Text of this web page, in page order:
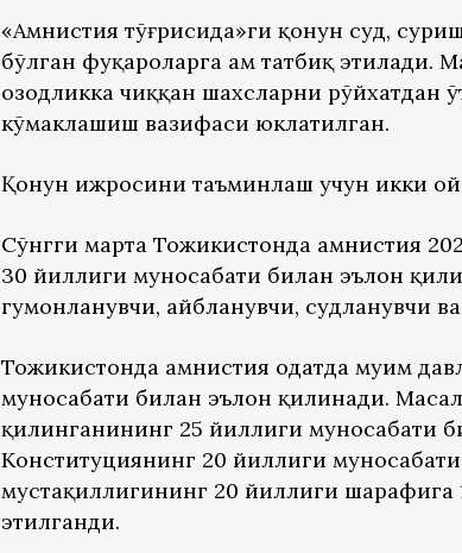
«Амнистия тўғрисида»ги қонун суд,
бўлган фуқароларга ҳам татбиқ этилади.
озодликка чиққан шахсларни
кўмаклашиш вазифаси юклатилган.
Қонун ижросини таъминлаш учун икки ой
Сўнгги марта Тожикистонда амнистия
30 йиллиги муносабати билан эълон
гумонланувчи, айбланувчи, судланувчи
Тожикистонда амнистия одатда муҳим
муносабати билан эълон қилинади.
қилинганининг 25 йиллиги муносабати
Конституциянинг 20 йиллиги
мустақиллигининг 20 йиллиги
этилганди.